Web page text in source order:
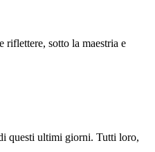
riflettere, sotto la maestria e
questi ultimi giorni. Tutti loro,